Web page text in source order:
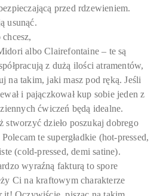
przed rdzewieniem.
usunąć.
albo Clairefontaine – te są
z dużą ilości atramentów,
na takim, jaki masz pod ręką. Jeśli
i pajączkował kup sobie jeden z
ćwiczeń będą idealne.
dzieło poszukaj dobrego
te supergładkie (hot-pressed,
(cold-pressed, demi satine).
wyraźną fakturą to spore
Ci na kraftowym charakterze